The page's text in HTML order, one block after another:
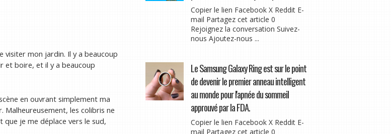
visiter mon jardin. Il y a beaucoup
et boire, et il y a beaucoup
en ouvrant simplement ma
les colibris ne
je me déplace vers le sud,
Copier le lien Facebook X Reddit E-
mail Partagez cet article 0
Rejoignez la conversation Suivez-
nous Ajoutez-nous ...
Le Samsung Galaxy Ring est sur le point
de devenir le premier anneau intelligent
au monde pour l'apnée du sommeil
approuvé par la FDA.
Copier le lien Facebook X Reddit E-
mail Partagez cet article 0